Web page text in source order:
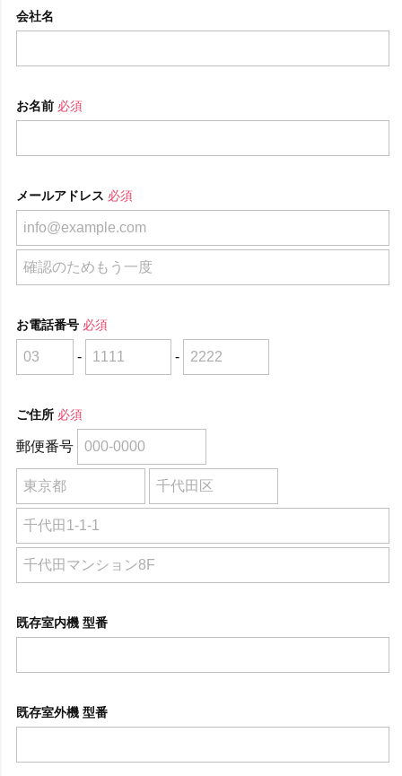
会社名
お名前 必須
メールアドレス 必須
お電話番号 必須
- -
ご住所 必須
郵便番号
既存室内機 型番
既存室外機 型番